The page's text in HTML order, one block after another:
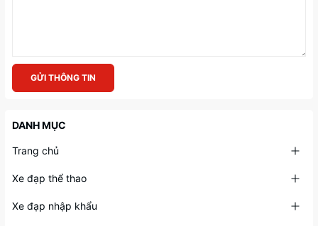
GỬI THÔNG TIN
DANH MỤC
Trang chủ
Xe đạp thể thao
Xe đạp nhập khẩu